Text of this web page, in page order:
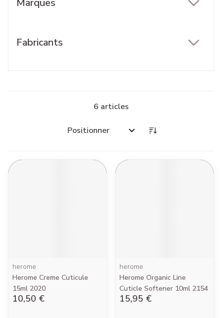
Marques
Fabricants
6 articles
Trier par:
herome
Herome Creme Cuticule
15ml 2020
10,50 €
herome
Herome Organic Line
Cuticle Softener 10ml 2154
15,95 €